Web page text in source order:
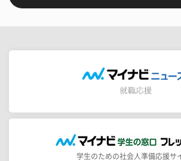
学生のための社会人準備応援サ